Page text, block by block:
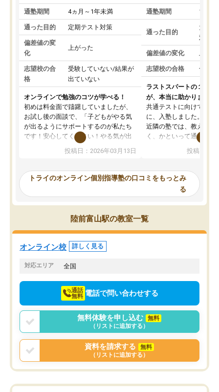
通塾期間 4ヵ月～1年未満
通った目的 定期テスト対策
偏差値の変
化
上がった
志望校の合
格
受験していない/結果が
出ていない
オンラインで勉強のコツが学べる！
初めは料金面で躊躇していましたが、
お試し後の面談で、「子どもがやる気
が出るようにサポートするのが私たち
です！安心してください！やる気が出
ないのは私たち講師の責任です」と言
ってくださり、確かに！と考えて、思
ったんですが、学生の先生から学ぶこ
み、徐々に成績が上がったらいいなと
思っていました。何が今足りないのか
を的確に指導いただき、子どももびっ
くりするほど楽しんでやる気を持って
塾を受けています。狙い通り、少しず
つ成績も上がり、苦手意識も無くなっ
てきたので、さらに苦手な数学も追加
でお願いしました。来年の高校受験に
投稿日：2026年03月13日
通塾期間 1～3
通った目的
大学
対策
偏差値の変化
志望校の合格 合格
ラストスパートの１か月
が、本当に助かりました
共通テストに向けての追
に、入塾しました。田舎
近隣の塾では、教えても
く、かといって通うには
可能なので本当に助か
らないところをピンポイ
頂いて、とてもわかり
していました。一生を
スト、多少お金がかかっ
思い切って入塾してよか
投稿日：
トライのオンライン個別指導塾の口コミをもっとみ
る
陸前富山駅の教室一覧
オンライン校 詳しく見る
対応エリア 全国
通話
無料 電話で問い合わせする
無料体験を申し込む
無料
（リストに追加する）
資料を請求する
無料
（リストに追加する）